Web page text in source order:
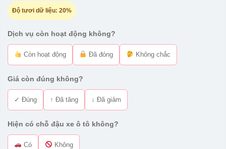
Độ tươi dữ liệu: 20%
Dịch vụ còn hoạt động không?
Còn hoạt động Đã đóng Không chắc
Giá còn đúng không?
✓ Đúng ↑ Đã tăng ↓ Đã giảm
Hiện có chỗ đậu xe ô tô không?
Có Không